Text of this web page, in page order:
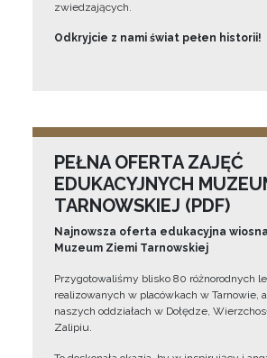
zwiedzających.
Odkryjcie z nami świat pełen historii!
PEŁNA OFERTA ZAJĘĆ
EDUKACYJNYCH
TARNOWSKIEJ (PDF)
Najnowsza oferta edukacyjna
Muzeum Ziemi Tarnowskiej
Przygotowaliśmy blisko 80 różnorodnych
realizowanych w placówkach w Tarnowie,
naszych oddziałach w Dołędze,
Zalipiu.